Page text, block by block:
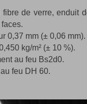
fibre de verre, enduit
0,37 mm (± 0,06 mm).
kg/m² (± 10 %).
au feu Bs2d0.
feu DH 60.